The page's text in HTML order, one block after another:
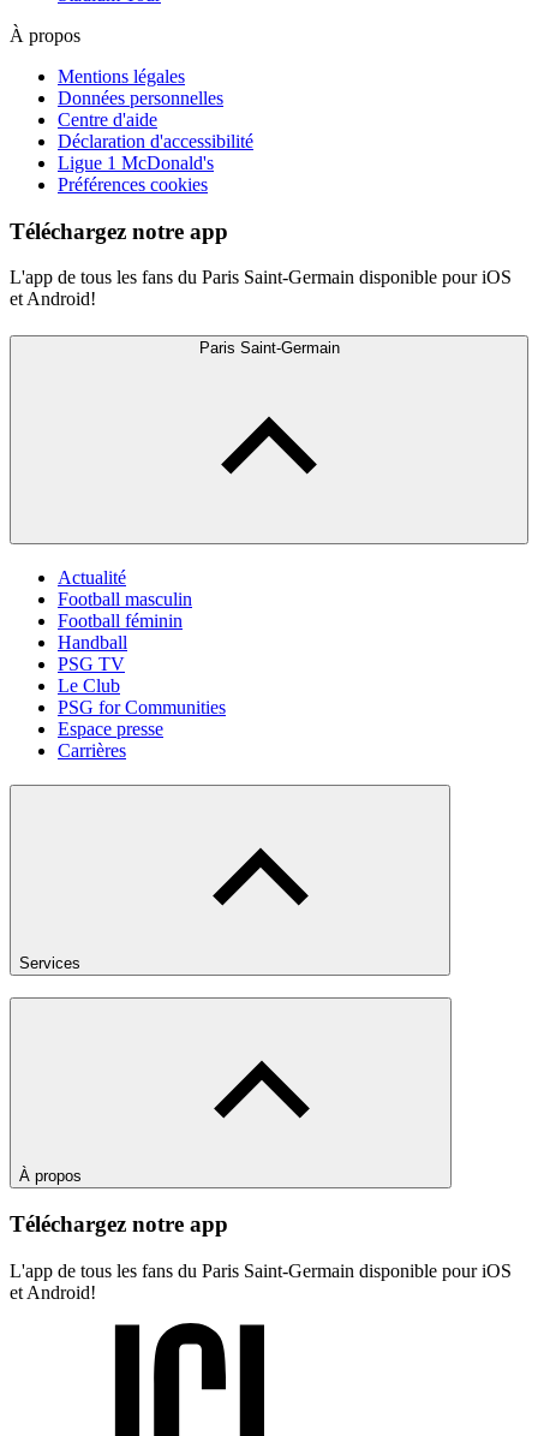
À propos
Mentions légales
Données personnelles
Centre d'aide
Déclaration d'accessibilité
Ligue 1 McDonald's
Préférences cookies
Téléchargez notre app
L'app de tous les fans du Paris Saint-Germain disponible pour iOS
et Android!
Paris Saint-Germain
Actualité
Football masculin
Football féminin
Handball
PSG TV
Le Club
PSG for Communities
Espace presse
Carrières
Services
À propos
Téléchargez notre app
L'app de tous les fans du Paris Saint-Germain disponible pour iOS
et Android!